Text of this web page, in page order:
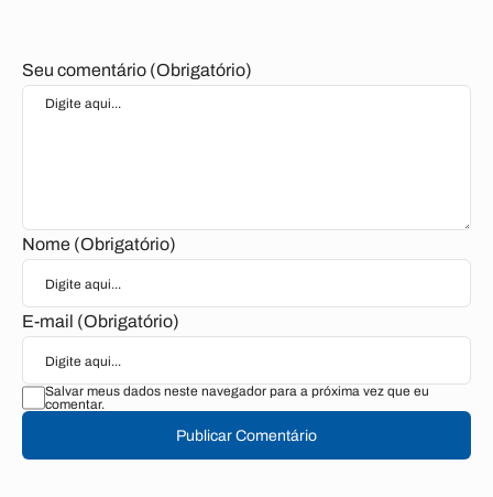
Seu comentário (Obrigatório)
Nome (Obrigatório)
E-mail (Obrigatório)
Salvar meus dados neste navegador para a próxima vez que eu
comentar.
Publicar Comentário